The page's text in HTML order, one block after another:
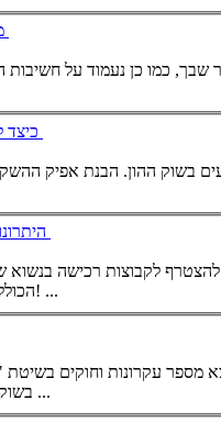
שבך, כמו כן נעמוד על
בשוק ההון. הבנת אפיק
לקבוצות רכישה בנשוא
הכוללת הטבות ותנאים אטרקטיביים במיוחד! ...
מספר עקרונות וחוקים
בשוק ההון.אנו תיקווה כי תעשה בהם שימוש ...